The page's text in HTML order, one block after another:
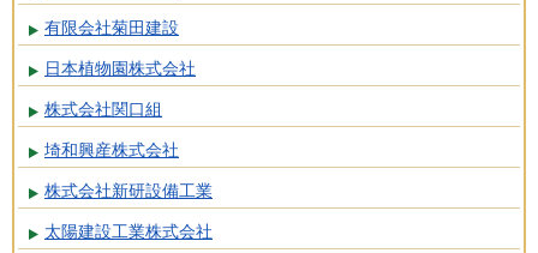
有限会社菊田建設
日本植物園株式会社
株式会社関口組
埼和興産株式会社
株式会社新研設備工業
太陽建設工業株式会社